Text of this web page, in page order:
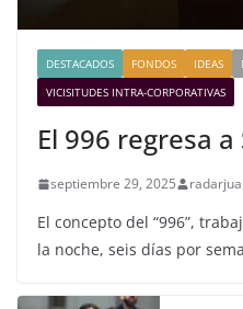
DESTACADOS FONDOS IDEAS
VICISITUDES INTRA-CORPORATIVAS
El 996 regresa
septiembre 29, 2025
El concepto del “996”,
la noche, seis días por